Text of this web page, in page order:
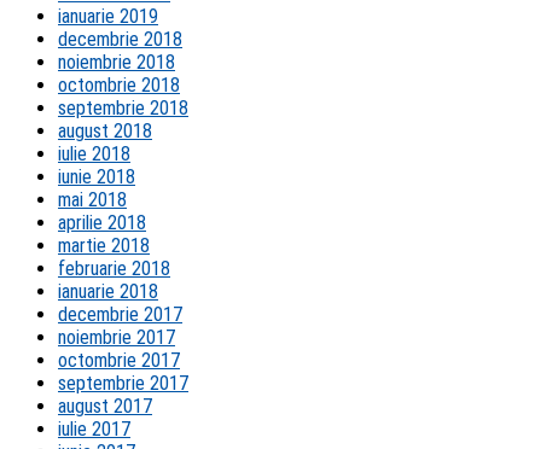
ianuarie 2019
decembrie 2018
noiembrie 2018
octombrie 2018
septembrie 2018
august 2018
iulie 2018
iunie 2018
mai 2018
aprilie 2018
martie 2018
februarie 2018
ianuarie 2018
decembrie 2017
noiembrie 2017
octombrie 2017
septembrie 2017
august 2017
iulie 2017